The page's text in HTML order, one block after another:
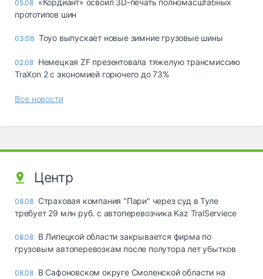
05.08 «Кордиант» освоил 3D-печать полномасштабных
прототипов шин
03.08 Toyo выпускает новые зимние грузовые шины
02.08 Немецкая ZF презентовала тяжелую трансмиссию
TraXon 2 с экономией горючего до 73%
Все новости
Центр
08.08 Страховая компания "Пари" через суд в Туле
требует 29 млн руб. с автоперевозчика Kaz TralServiece
08.08 В Липецкой области закрывается фирма по
грузовым автоперевозкам после полутора лет убытков
08.08 В Сафоновском округе Смоленской области на